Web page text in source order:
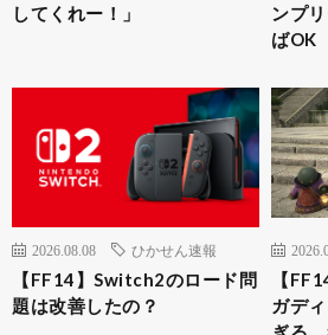
してくれー！」
ンプ
ばOK
2026.08.08 ひかせん速報
【FF14】Switch2のロード問
題は改善したの？
【
ガデ